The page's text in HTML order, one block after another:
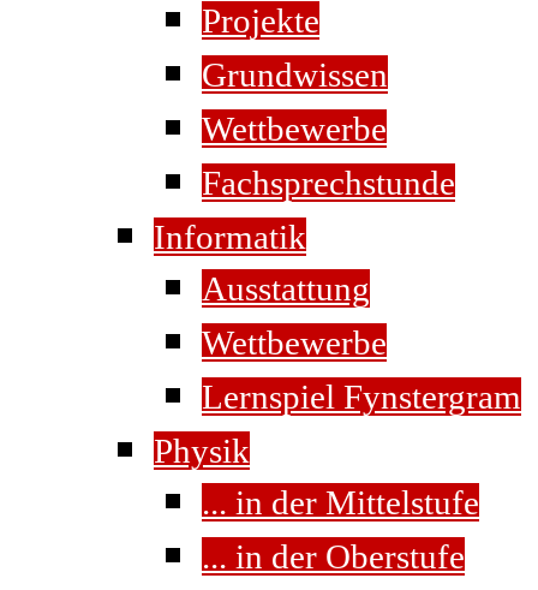
Projekte
Grundwissen
Wettbewerbe
Fachsprechstunde
Informatik
Ausstattung
Wettbewerbe
Lernspiel Fynstergram
Physik
... in der Mittelstufe
... in der Oberstufe